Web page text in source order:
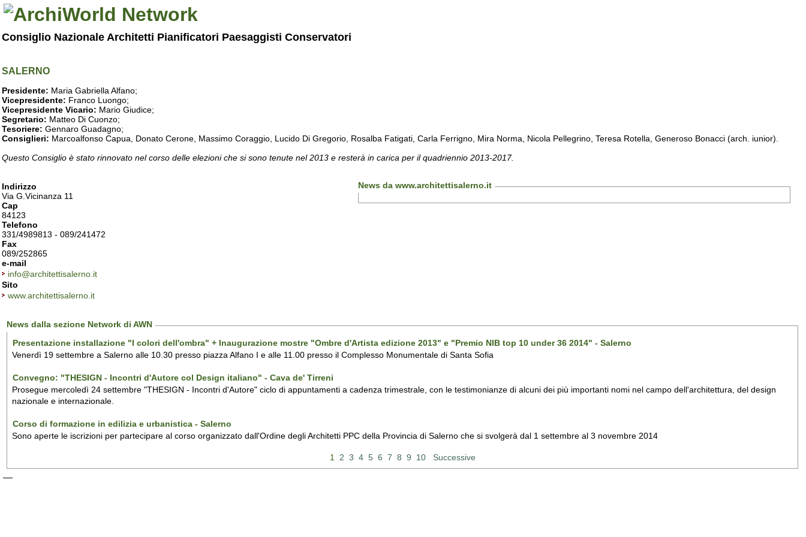
Consiglio Nazionale Architetti Pianificatori Paesaggisti Conservatori
SALERNO
Presidente: Maria Gabriella Alfano;
Vicepresidente: Franco Luongo;
Vicepresidente Vicario: Mario Giudice;
Segretario: Matteo Di Cuonzo;
Tesoriere: Gennaro Guadagno;
Consiglieri: Marcoalfonso Capua, Donato Cerone, Massimo Coraggio, Lucido Di Gregorio, Rosalba Fatigati, Carla Ferrigno, Mira Norma, Nicola Pellegrino, Teresa Rotella, Generoso Bonacci (arch. iunior).
Questo Consiglio è stato rinnovato nel corso delle elezioni che si sono tenute nel 2013 e resterà in carica per il quadriennio 2013-2017.
Indirizzo
Via G.Vicinanza 11
Cap
84123
Telefono
331/4989813 - 089/241472
Fax
089/252865
e-mail
info@architettisalerno.it
Sito
www.architettisalerno.it
News da www.architettisalerno.it
News dalla sezione Network di AWN
Presentazione installazione "I colori dell'ombra" + Inaugurazione mostre "Ombre d'Artista edizione 2013" e "Premio NIB top 10 under 36 2014" - Salerno
Venerdì 19 settembre a Salerno alle 10.30 presso piazza Alfano I e alle 11.00 presso il Complesso Monumentale di Santa Sofia
Convegno: "THESIGN - Incontri d'Autore col Design italiano" - Cava de' Tirreni
Prosegue mercoledì 24 settembre "THESIGN - Incontri d'Autore" ciclo di appuntamenti a cadenza trimestrale, con le testimonianze di alcuni dei più importanti nomi nel campo dell'architettura, del design
nazionale e internazionale.
Corso di formazione in edilizia e urbanistica - Salerno
Sono aperte le iscrizioni per partecipare al corso organizzato dall'Ordine degli Architetti PPC della Provincia di Salerno che si svolgerà dal 1 settembre al 3 novembre 2014
1 2 3 4 5 6 7 8 9 10 Successive